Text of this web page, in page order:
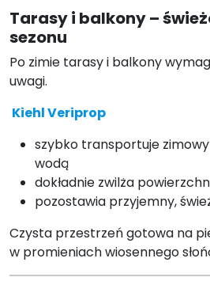
Tarasy i balkony –
sezonu
Po zimie tarasy i balkony
uwagi.
Kiehl Veriprop
szybko transportuje
wodą
dokładnie zwilża
pozostawia przyjemny,
Czysta przestrzeń gotowa na
w promieniach wiosennego